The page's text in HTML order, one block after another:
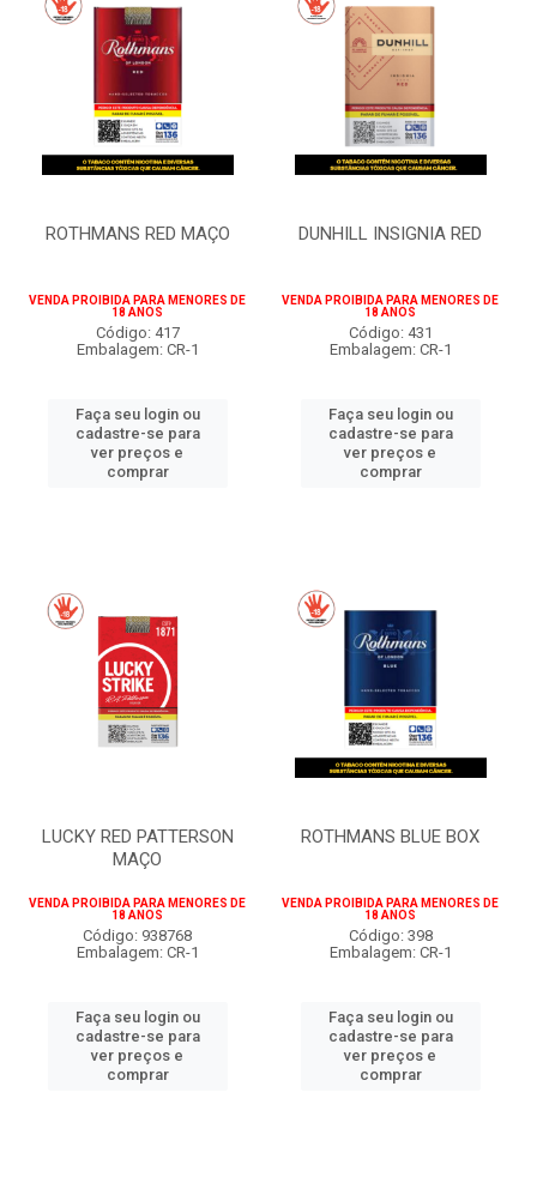
ROTHMANS RED MAÇO
VENDA PROIBIDA PARA MENORES DE
18 ANOS
Código: 417
Embalagem: CR-1
Faça seu login ou
cadastre-se para
ver preços e
comprar
DUNHILL INSIGNIA RED
VENDA PROIBIDA PARA MENORES DE
18 ANOS
Código: 431
Embalagem: CR-1
Faça seu login ou
cadastre-se para
ver preços e
comprar
LUCKY RED PATTERSON
MAÇO
VENDA PROIBIDA PARA MENORES DE
18 ANOS
Código: 938768
Embalagem: CR-1
Faça seu login ou
cadastre-se para
ver preços e
comprar
ROTHMANS BLUE BOX
VENDA PROIBIDA PARA MENORES DE
18 ANOS
Código: 398
Embalagem: CR-1
Faça seu login ou
cadastre-se para
ver preços e
comprar